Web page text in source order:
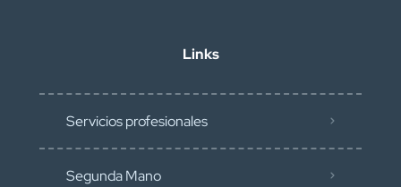
Links
Servicios profesionales
Segunda Mano